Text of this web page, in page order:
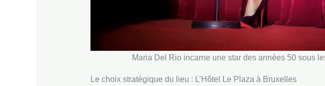
Maria Del Rio incarne une star des années 50 sous
Le choix stratégique du lieu : L’Hôtel Le Plaza à Bruxelles